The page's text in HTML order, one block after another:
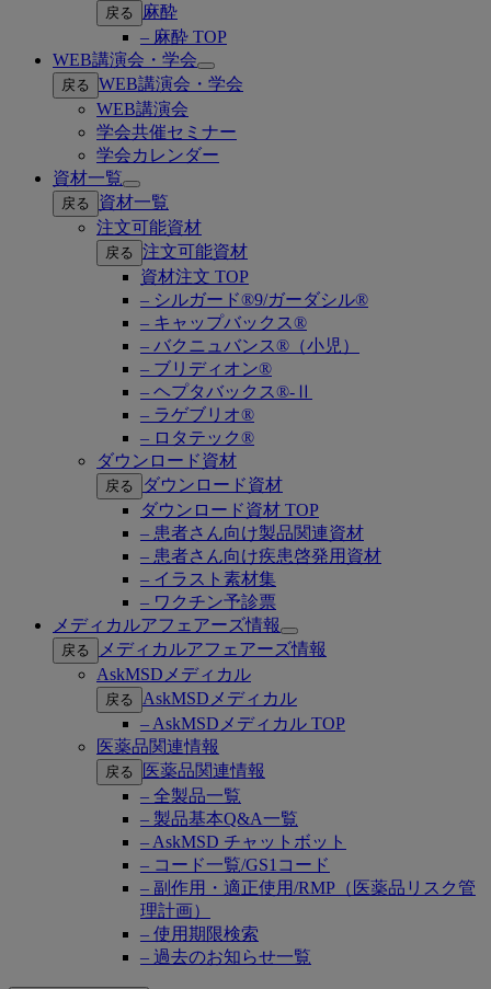
戻る
麻酔
– 麻酔 TOP
WEB講演会・学会
Open
submenu
戻る WEB講演会・学会
WEB講演会
学会共催セミナー
学会カレンダー
資材一覧
Open
submenu
戻る
資材一覧
注文可能資材
戻る 注文可能資材
資材注文 TOP
– シルガード®9/ガーダシル®
– キャップバックス®
– バクニュバンス®（小児）
– ブリディオン®
– ヘプタバックス®-Ⅱ
– ラゲブリオ®
– ロタテック®
ダウンロード資材
戻る
ダウンロード資材
ダウンロード資材 TOP
– 患者さん向け製品関連資材
– 患者さん向け疾患啓発用資材
– イラスト素材集
– ワクチン予診票
メディカルアフェアーズ情報
Open
submenu
戻る
メディカルアフェアーズ情報
AskMSDメディカル
戻る
AskMSDメディカル
– AskMSDメディカル TOP
医薬品関連情報
戻る
医薬品関連情報
– 全製品一覧
– 製品基本Q&A一覧
– AskMSD チャットボット
– コード一覧/GS1コード
– 副作用・適正使用/RMP（医薬品リスク管
理計画）
– 使用期限検索
– 過去のお知らせ一覧